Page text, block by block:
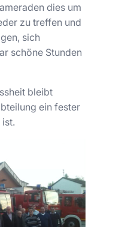
dies um
zu treffen und
sich
schöne Stunden
bleibt
ein fester